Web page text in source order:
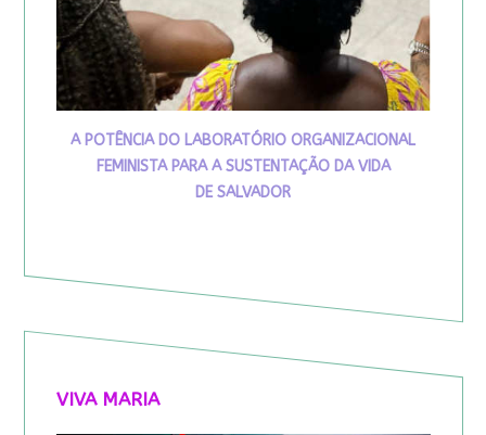
A POTÊNCIA DO LABORATÓRIO ORGANIZACIONAL
FEMINISTA PARA A SUSTENTAÇÃO DA VIDA
DE SALVADOR
VIVA MARIA